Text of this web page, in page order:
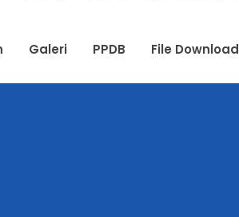
Galeri PPDB File Download